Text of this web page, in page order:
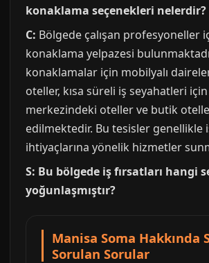
konaklama seçenekleri nelerdir?
C: Bölgede çalışan profesyoneller
konaklama yelpazesi
konaklamalar için mobilyalı
oteller, kısa süreli iş seyahatleri
merkezindeki oteller ve butik
edilmektedir. Bu tesisler genellikle
ihtiyaçlarına yönelik hizmetler
S: Bu bölgede iş fırsatları hangi
yoğunlaşmıştır?
Manisa Soma Hakkında
Sorulan Sorular